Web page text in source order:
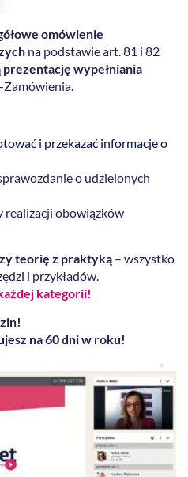
omówienie
na podstawie art. 81 i 82
wypełniania
Zamówienia.
i przekazać informacje o
o udzielonych
realizacji obowiązków
teorię z praktyką – wszystko
i przykładów.
kategorii!
na 60 dni w roku!